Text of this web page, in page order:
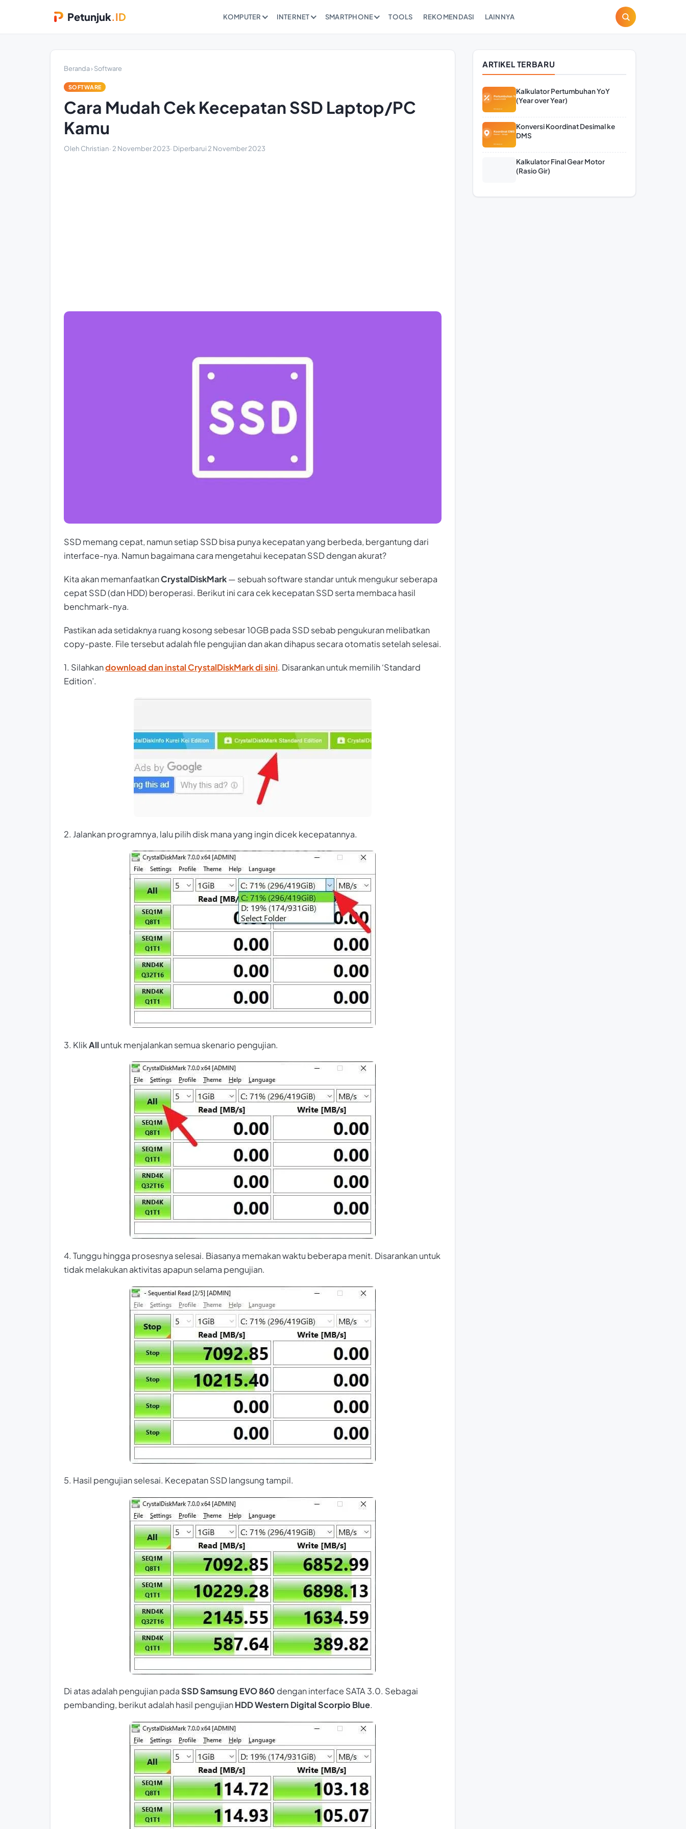
Petunjuk.ID KOMPUTER INTERNET SMARTPHONE TOOLS REKOMENDASI LAINNYA
Beranda›Software
SOFTWARE
Cara Mudah Cek Kecepatan SSD Laptop/PC
Kamu
Oleh Christian· 2 November 2023· Diperbarui 2 November 2023
SSD memang cepat, namun setiap SSD bisa punya kecepatan yang berbeda, bergantung dari
interface-nya. Namun bagaimana cara mengetahui kecepatan SSD dengan akurat?
Kita akan memanfaatkanCrystalDiskMark— sebuah software standar untuk mengukur seberapa
cepat SSD (dan HDD) beroperasi. Berikut ini cara cek kecepatan SSD serta membaca hasil
benchmark-nya.
Pastikan ada setidaknya ruang kosong sebesar 10GB pada SSD sebab pengukuran melibatkan
copy-paste. File tersebut adalah file pengujian dan akan dihapus secara otomatis setelah selesai.
1. Silahkandownload dan instal CrystalDiskMark di sini. Disarankan untuk memilih ‘Standard
Edition’.
2. Jalankan programnya, lalu pilihdisk mana yang ingin dicek kecepatannya.
3. KlikAlluntuk menjalankan semua skenario pengujian.
4. Tunggu hingga prosesnya selesai. Biasanya memakan waktu beberapa menit. Disarankan untuk
tidak melakukan aktivitas apapun selama pengujian.
5. Hasil pengujian selesai. Kecepatan SSD langsung tampil.
Di atas adalah pengujian pada SSD Samsung EVO 860 denganinterfaceSATA 3.0. Sebagai
pembanding, berikut adalah hasil pengujianHDD Western Digital Scorpio Blue.
ARTIKEL TERBARU
Kalkulator Pertumbuhan YoY
(Year over Year)
Konversi Koordinat Desimal ke
DMS
Kalkulator Final Gear Motor
(Rasio Gir)